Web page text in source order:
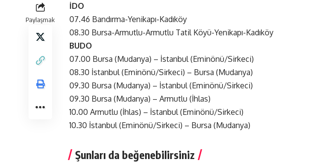
Paylaşmak
İDO
07.46 Bandırma-Yenikapı-Kadıköy
08.30 Bursa-Armutlu-Armutlu Tatil Köyü-Yenikapı-Kadıköy
BUDO
07.00 Bursa (Mudanya) – İstanbul (Eminönü/Sirkeci)
08.30 İstanbul (Eminönü/Sirkeci) – Bursa (Mudanya)
09.30 Bursa (Mudanya) – İstanbul (Eminönü/Sirkeci)
09.30 Bursa (Mudanya) – Armutlu (İhlas)
10.00 Armutlu (İhlas) – İstanbul (Eminönü/Sirkeci)
10.30 İstanbul (Eminönü/Sirkeci) – Bursa (Mudanya)
Şunları da beğenebilirsiniz